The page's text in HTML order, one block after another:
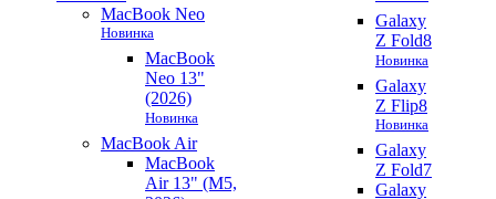
MacBook Neo
Новинка
MacBook
Neo 13"
(2026)
Новинка
MacBook Air
MacBook
Air 13" (M5,
Galaxy
Z Fold8
Новинка
Galaxy
Z Flip8
Новинка
Galaxy
Z Fold7
Galaxy